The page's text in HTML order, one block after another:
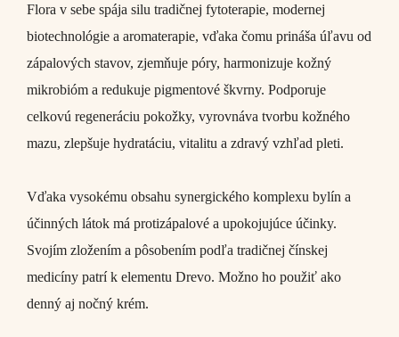
Flora v sebe spája silu tradičnej fytoterapie, modernej
biotechnológie a aromaterapie, vďaka čomu prináša úľavu od
zápalových stavov, zjemňuje póry, harmonizuje kožný
mikrobióm a redukuje pigmentové škvrny. Podporuje
celkovú regeneráciu pokožky, vyrovnáva tvorbu kožného
mazu, zlepšuje hydratáciu, vitalitu a zdravý vzhľad pleti.
Vďaka vysokému obsahu synergického komplexu bylín a
účinných látok má protizápalové a upokojujúce účinky.
Svojím zložením a pôsobením podľa tradičnej čínskej
medicíny patrí k elementu Drevo. Možno ho použiť ako
denný aj nočný krém.